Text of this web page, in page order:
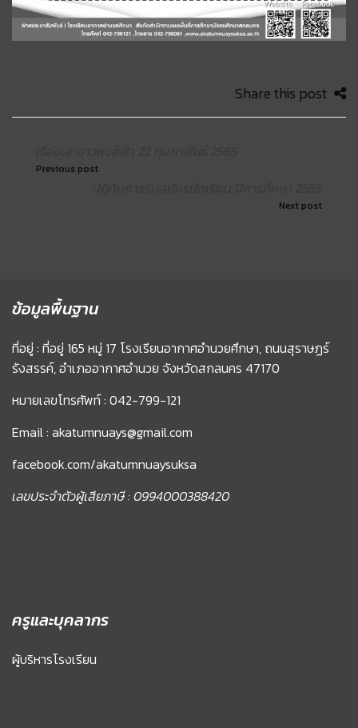
Share this post
Previous post
Next post
ข้อมูลพื้นฐาน
ที่อยู่ : ที่อยู่ 165 หมู่ 17 โรงเรียนอากาศอำนวยศึกษา, ถนนสุราษฏร์
รังสรรค์, อำเภออากาศอำนวย จังหวัดสกลนคร 47170
หมายเลขโทรศัพท์ : 042-799-121
Email : akatumnuays@gmail.com
facebook.com/akatumnuaysuksa
เลขประจำตัวผู้เสียภาษี : 0994000388420
ครูและบุคลากร
ผู้บริหารโรงเรียน